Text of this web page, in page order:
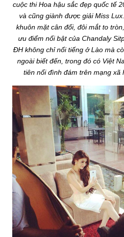
cuộc thi Hoa hậu sắc đẹp quốc tế
và cũng giành được giải Miss
khuôn mặt cân đối, đôi mắt to
ưu điểm nổi bật của Chandaly
ĐH không chỉ nổi tiếng ở Lào mà
ngoài biết đến, trong đó có Việt
tiên nổi đình đám trên mạng xã